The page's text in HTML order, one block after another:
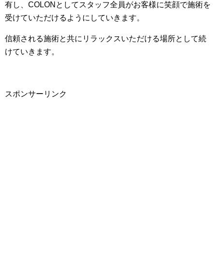
有し、COLONとしてスタッフ全員がお客様に笑顔で施術を
受けていただけるようにしていきます。
信頼される施術と共にリラックスいただける場所として続
けていきます。
スポンサーリンク